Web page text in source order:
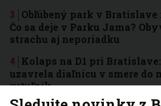
Obľúbený park v
Čo sa deje v Parku Jama?
strachu aj neporiadku
Kolaps na D1 pri
uzavrela diaľnicu v smere do
vrtuľník